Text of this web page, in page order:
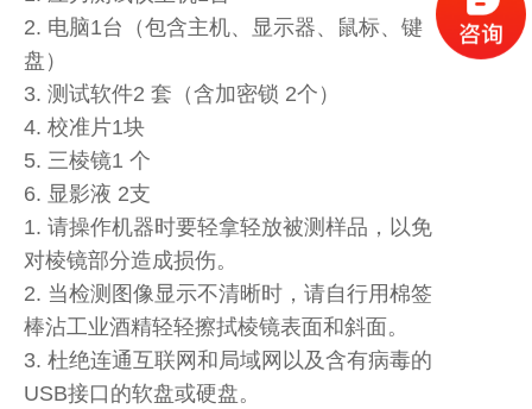
2. 电脑1台（包含主机、显示器、鼠标、键
盘）
3. 测试软件2 套（含加密锁 2个）
4. 校准片1块
5. 三棱镜1 个
6. 显影液 2支
1. 请操作机器时要轻拿轻放被测样品，以免
对棱镜部分造成损伤。
2. 当检测图像显示不清晰时，请自行用棉签
棒沾工业酒精轻轻擦拭棱镜表面和斜面。
3. 杜绝连通互联网和局域网以及含有病毒的
USB接口的软盘或硬盘。